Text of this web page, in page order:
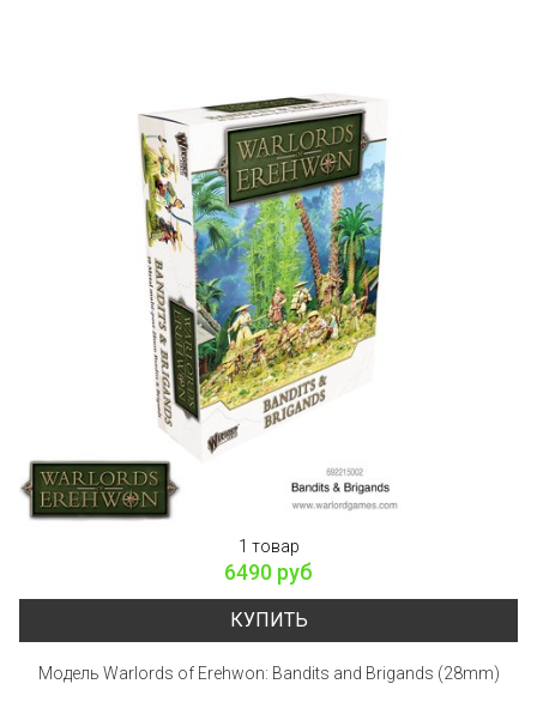
1 товар
6490 руб
КУПИТЬ
Модель Warlords of Erehwon: Bandits and Brigands (28mm)